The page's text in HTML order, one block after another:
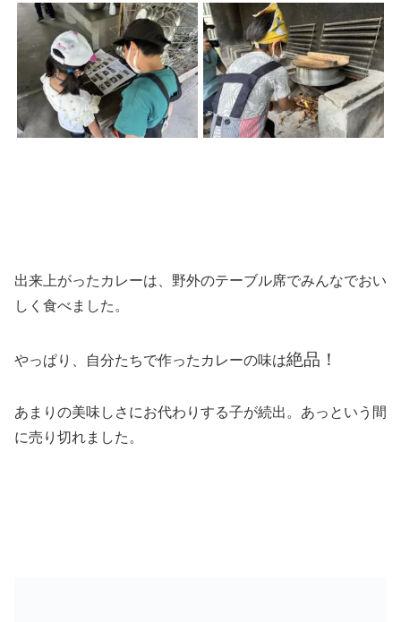
出来上がったカレーは、野外のテーブル席でみんなでおい
しく食べました。
やっぱり、自分たちで作ったカレーの味は絶品！
あまりの美味しさにお代わりする子が続出。あっという間
に売り切れました。